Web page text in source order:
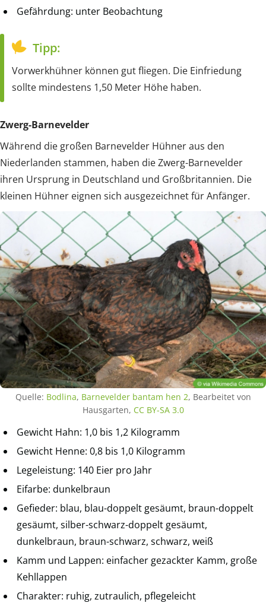
Gefährdung: unter Beobachtung
Tipp:
Vorwerkhühner können gut fliegen. Die Einfriedung
sollte mindestens 1,50 Meter Höhe haben.
Zwerg-Barnevelder
Während die großen Barnevelder Hühner aus den
Niederlanden stammen, haben die Zwerg-Barnevelder
ihren Ursprung in Deutschland und Großbritannien. Die
kleinen Hühner eignen sich ausgezeichnet für Anfänger.
Quelle: Bodlina, Barnevelder bantam hen 2, Bearbeitet von
Hausgarten, CC BY-SA 3.0
Gewicht Hahn: 1,0 bis 1,2 Kilogramm
Gewicht Henne: 0,8 bis 1,0 Kilogramm
Legeleistung: 140 Eier pro Jahr
Eifarbe: dunkelbraun
Gefieder: blau, blau-doppelt gesäumt, braun-doppelt
gesäumt, silber-schwarz-doppelt gesäumt,
dunkelbraun, braun-schwarz, schwarz, weiß
Kamm und Lappen: einfacher gezackter Kamm, große
Kehllappen
Charakter: ruhig, zutraulich, pflegeleicht